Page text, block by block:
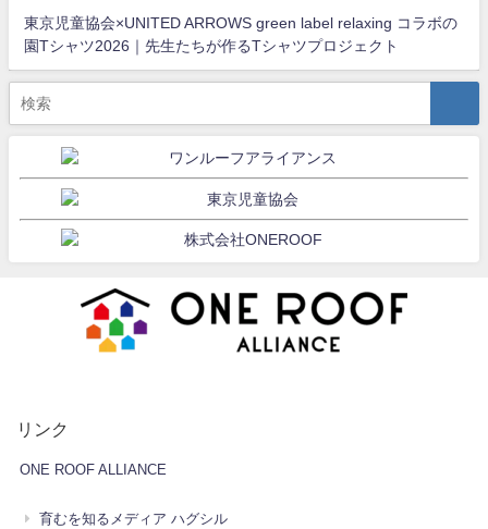
東京児童協会×UNITED ARROWS green label relaxing コラボの
園Tシャツ2026｜先生たちが作るTシャツプロジェクト
リンク
ONE ROOF ALLIANCE
育むを知るメディア ハグシル